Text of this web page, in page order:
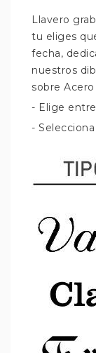
Llavero
tu eliges
fecha,
nuestros
sobre
- Elige
-